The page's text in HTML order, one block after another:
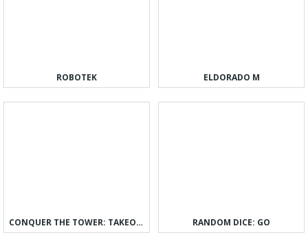
ROBOTEK ELDORADO M
CONQUER THE TOWER: TAKEOVER RANDOM DICE: GO